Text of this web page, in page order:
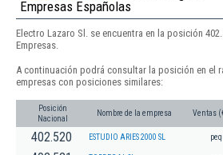
Empresas Españolas
Electro Lazaro Sl. se encuentra en la posición
Empresas.
A continuación podrá consultar la posición en el
empresas con posiciones similares:
Posición
Nacional
Nombre de la empresa Ventas
402.520 ESTUDIO ARIES 2000 SL